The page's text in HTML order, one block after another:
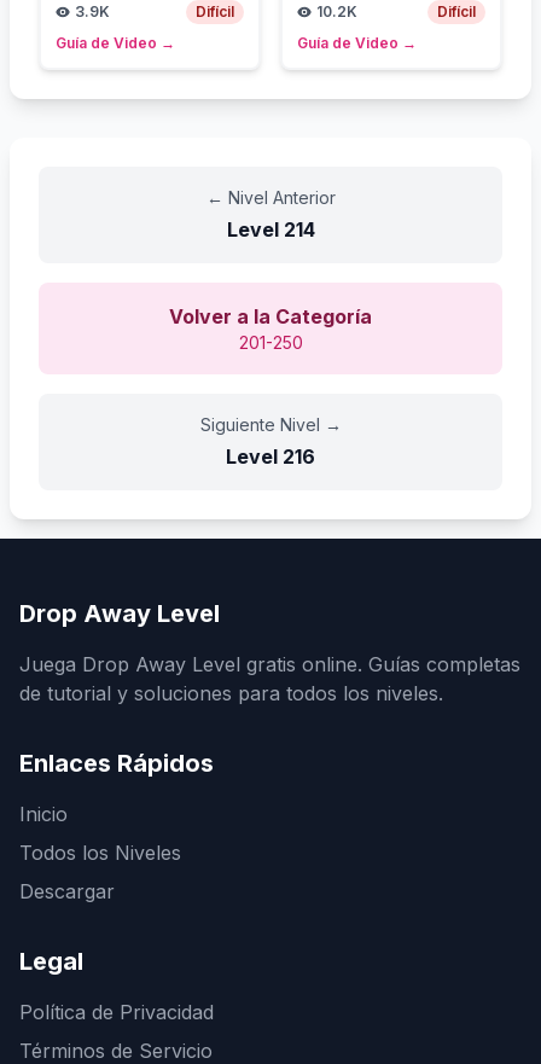
3.9K
Difícil
Guía de Video →
10.2K
Difícil
Guía de Video →
← Nivel Anterior
Level 214
Volver a la Categoría
201-250
Siguiente Nivel →
Level 216
Drop Away Level
Juega Drop Away Level gratis online. Guías completas
de tutorial y soluciones para todos los niveles.
Enlaces Rápidos
Inicio
Todos los Niveles
Descargar
Legal
Política de Privacidad
Términos de Servicio